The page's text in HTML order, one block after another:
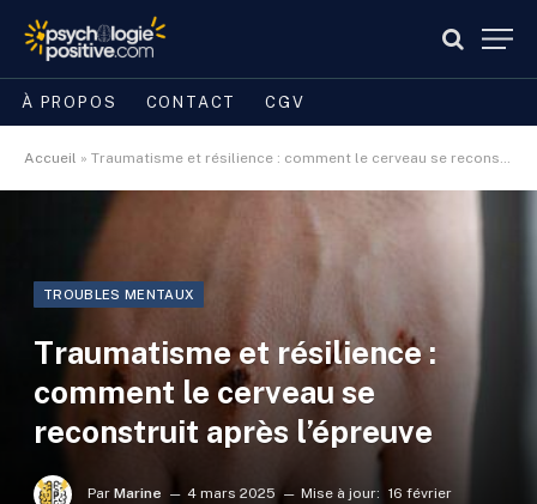
À PROPOS CONTACT CGV
Accueil » Traumatisme et résilience : comment le cerveau se reconstruit après l’épreuve
TROUBLES MENTAUX
Traumatisme et résilience :
comment le cerveau se
reconstruit après l’épreuve
Par Marine 4 mars 2025 Mise à jour: 16 février